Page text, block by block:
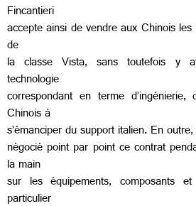
Fincantieri
accepte ainsi de vendre aux Chinois
de
la classe Vista, sans toutefois y
technologie
correspondant en terme
Chinois à
s’émanciper du support italien. En
négocié point par point ce contrat
la main
sur les équipements, composants
particulier